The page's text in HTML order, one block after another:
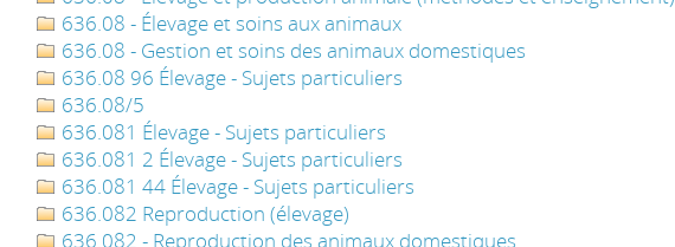
636.08 - Élevage et soins aux animaux
636.08 - Gestion et soins des animaux domestiques
636.08 96 Élevage - Sujets particuliers
636.08/5
636.081 Élevage - Sujets particuliers
636.081 2 Élevage - Sujets particuliers
636.081 44 Élevage - Sujets particuliers
636.082 Reproduction (élevage)
636.082 - Reproduction des animaux domestiques